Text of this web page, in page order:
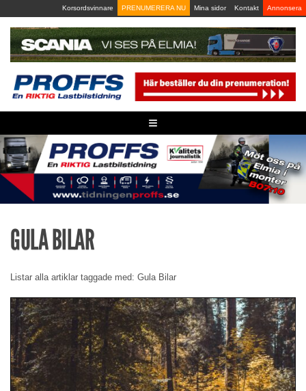
to
content
Korsordsvinnare PRENUMERERA NU Mina sidor Kontakt Annonsera
≡
GULA BILAR
Listar alla artiklar taggade med: Gula Bilar